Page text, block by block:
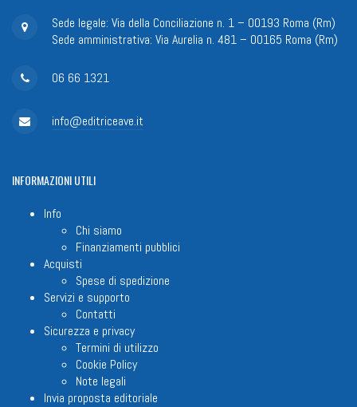
Sede legale: Via della Conciliazione n. 1 – 00193 Roma (Rm)
Sede amministrativa: Via Aurelia n. 481 – 00165 Roma (Rm)
06 66 1321
info@editriceave.it
INFORMAZIONIUTILI
Info
Chi siamo
Finanziamenti pubblici
Acquisti
Spese di spedizione
Servizi e supporto
Contatti
Sicurezza e privacy
Termini di utilizzo
Cookie Policy
Note legali
Invia proposta editoriale